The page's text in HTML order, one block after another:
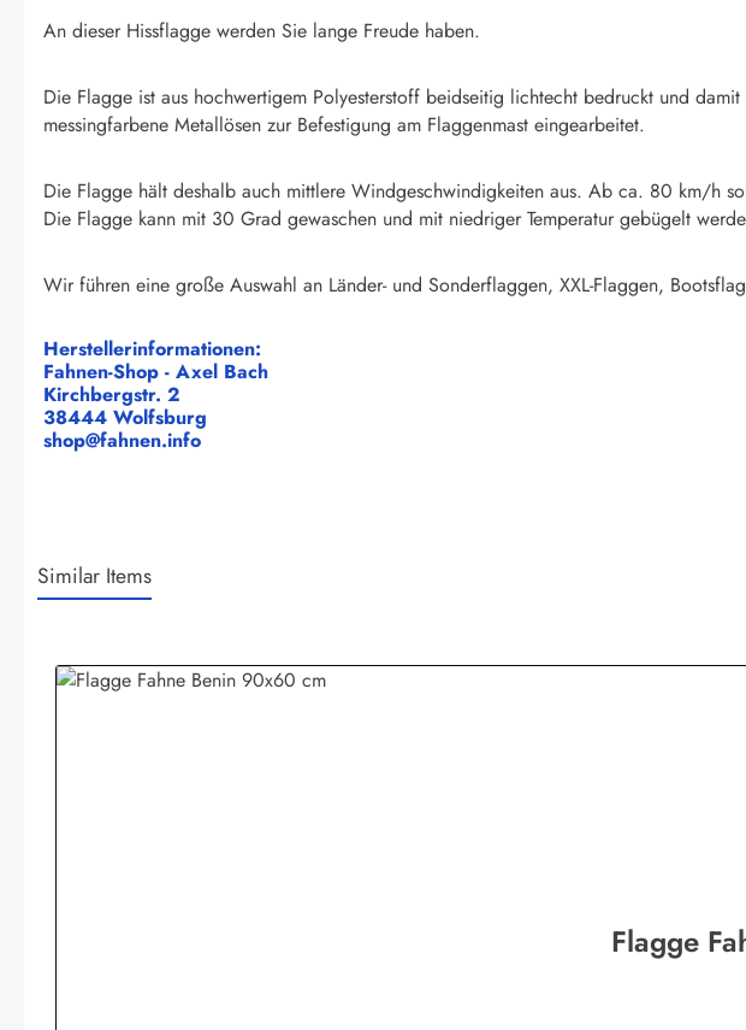
An dieser Hissflagge werden Sie lange Freude haben.
Die Flagge ist aus hochwertigem Polyesterstoff beidseitig lichtecht bedruckt und
messingfarbene Metallösen zur Befestigung am Flaggenmast eingearbeitet.
Die Flagge hält deshalb auch mittlere Windgeschwindigkeiten aus. Ab ca. 80 km/h
Die Flagge kann mit 30 Grad gewaschen und mit niedriger Temperatur gebügelt
Wir führen eine große Auswahl an Länder- und Sonderflaggen, XXL-Flaggen,
Herstellerinformationen:
Fahnen-Shop - Axel Bach
Kirchbergstr. 2
38444 Wolfsburg
shop@fahnen.info
Similar Items
Flagge